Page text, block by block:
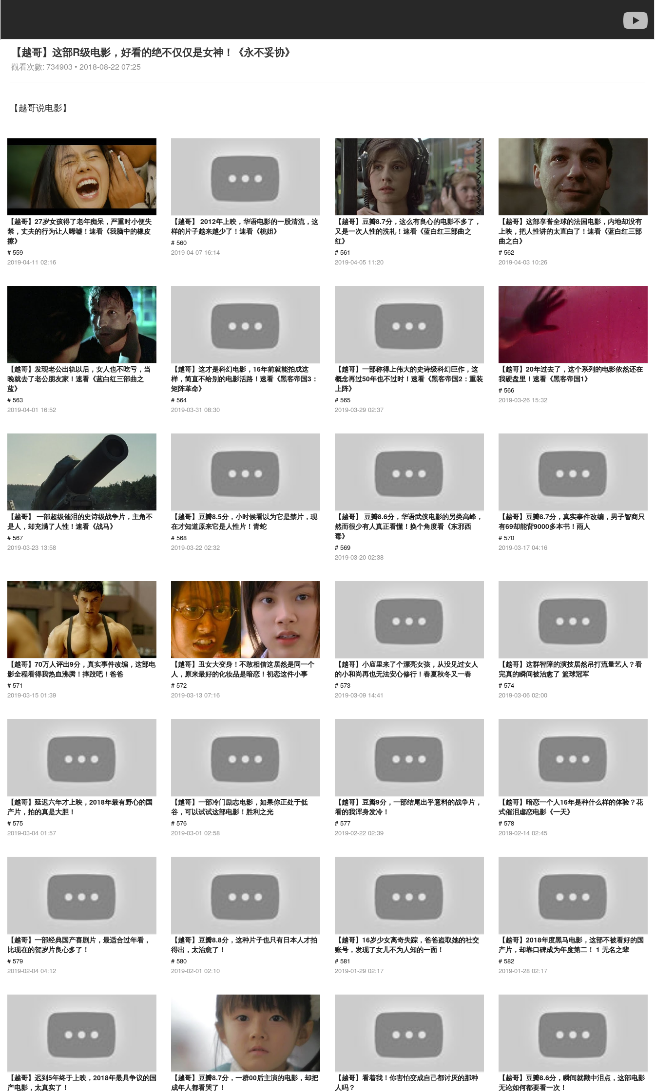
【越哥】这部R级电影，好看的绝不仅仅是女神！《永不妥协》
觀看次數: 734903 • 2018-08-22 07:25
【越哥说电影】
【越哥】27岁女孩得了老年痴呆，严重时小便失
禁，丈夫的行为让人唏嘘！速看《我脑中的橡皮
擦》
# 559
2019-04-11 02:16
【越哥】 2012年上映，华语电影的一股清流，这
样的片子越来越少了！速看《桃姐》
# 560
2019-04-07 16:14
【越哥】豆瓣8.7分，这么有良心的电影不多了，
又是一次人性的洗礼！速看《蓝白红三部曲之
红》
# 561
2019-04-05 11:20
【越哥】这部享誉全球的法国电影，内地却没有
上映，把人性讲的太直白了！速看《蓝白红三部
曲之白》
# 562
2019-04-03 10:26
【越哥】发现老公出轨以后，女人也不吃亏，当
晚就去了老公朋友家！速看《蓝白红三部曲之
蓝》
# 563
2019-04-01 16:52
【越哥】这才是科幻电影，16年前就能拍成这
样，简直不给别的电影活路！速看《黑客帝国3：
矩阵革命》
# 564
2019-03-31 08:30
【越哥】一部称得上伟大的史诗级科幻巨作，这
概念再过50年也不过时！速看《黑客帝国2：重装
上阵》
# 565
2019-03-29 02:37
【越哥】20年过去了，这个系列的电影依然还在
我硬盘里！速看《黑客帝国1》
# 566
2019-03-26 15:32
【越哥】 一部超级催泪的史诗级战争片，主角不
是人，却充满了人性！速看《战马》
# 567
2019-03-23 13:58
【越哥】豆瓣8.5分，小时候看以为它是禁片，现
在才知道原来它是人性片！青蛇
# 568
2019-03-22 02:32
【越哥】 豆瓣8.6分，华语武侠电影的另类高峰，
然而很少有人真正看懂！换个角度看《东邪西
毒》
# 569
2019-03-20 02:38
【越哥】豆瓣8.7分，真实事件改编，男子智商只
有69却能背9000多本书！雨人
# 570
2019-03-17 04:16
【越哥】70万人评出9分，真实事件改编，这部电
影全程看得我热血沸腾！摔跤吧！爸爸
# 571
2019-03-15 01:39
【越哥】丑女大变身！不敢相信这居然是同一个
人，原来最好的化妆品是暗恋！初恋这件小事
# 572
2019-03-13 07:16
【越哥】小庙里来了个漂亮女孩，从没见过女人
的小和尚再也无法安心修行！春夏秋冬又一春
# 573
2019-03-09 14:41
【越哥】这群智障的演技居然吊打流量艺人？看
完真的瞬间被治愈了 篮球冠军
# 574
2019-03-06 02:00
【越哥】延迟六年才上映，2018年最有野心的国
产片，拍的真是大胆！
# 575
2019-03-04 01:57
【越哥】一部冷门励志电影，如果你正处于低
谷，可以试试这部电影！胜利之光
# 576
2019-03-01 02:58
【越哥】豆瓣9分，一部结尾出乎意料的战争片，
看的我浑身发冷！
# 577
2019-02-22 02:39
【越哥】暗恋一个人16年是种什么样的体验？花
式催泪虐恋电影《一天》
# 578
2019-02-14 02:45
【越哥】一部经典国产喜剧片，最适合过年看，
比现在的贺岁片良心多了！
# 579
2019-02-04 04:12
【越哥】豆瓣8.8分，这种片子也只有日本人才拍
得出，太治愈了！
# 580
2019-02-01 02:10
【越哥】16岁少女离奇失踪，爸爸盗取她的社交
账号，发现了女儿不为人知的一面！
# 581
2019-01-29 02:17
【越哥】2018年度黑马电影，这部不被看好的国
产片，却靠口碑成为年度第二！ 1 无名之辈
# 582
2019-01-28 02:17
【越哥】迟到5年终于上映，2018年最具争议的国
产电影，太真实了！
【越哥】豆瓣8.7分，一群00后主演的电影，却把
成年人都看哭了！
【越哥】看着我！你害怕变成自己都讨厌的那种
人吗？
【越哥】豆瓣8.6分，瞬间就戳中泪点，这部电影
无论如何都要看一次！